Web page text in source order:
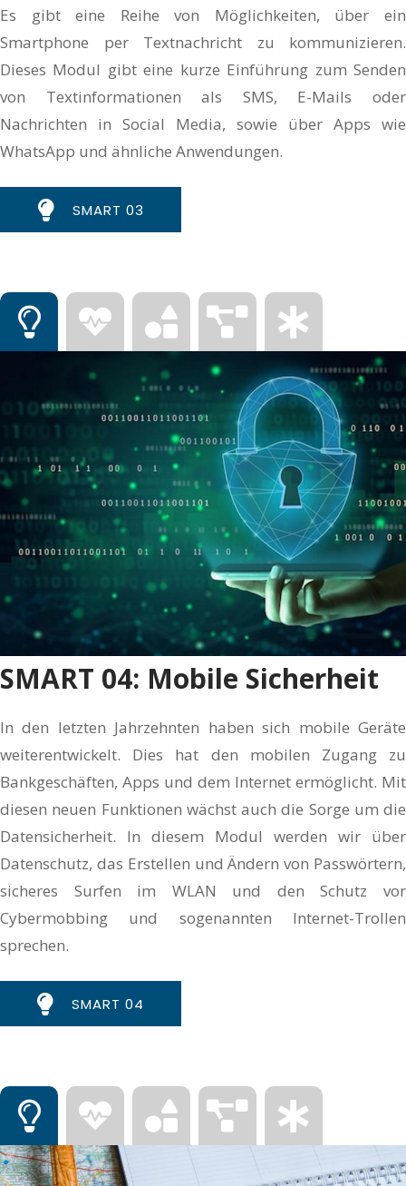
Es gibt eine Reihe von Möglichkeiten, über ein
Smartphone per Textnachricht zu kommunizieren.
Dieses Modul gibt eine kurze Einführung zum Senden
von Textinformationen als SMS, E-Mails oder
Nachrichten in Social Media, sowie über Apps wie
WhatsApp und ähnliche Anwendungen.
SMART 03
SMART 04: Mobile Sicherheit
In den letzten Jahrzehnten haben sich mobile Geräte
weiterentwickelt. Dies hat den mobilen Zugang zu
Bankgeschäften, Apps und dem Internet ermöglicht. Mit
diesen neuen Funktionen wächst auch die Sorge um die
Datensicherheit. In diesem Modul werden wir über
Datenschutz, das Erstellen und Ändern von Passwörtern,
sicheres Surfen im WLAN und den Schutz vor
Cybermobbing und sogenannten Internet-Trollen
sprechen.
SMART 04